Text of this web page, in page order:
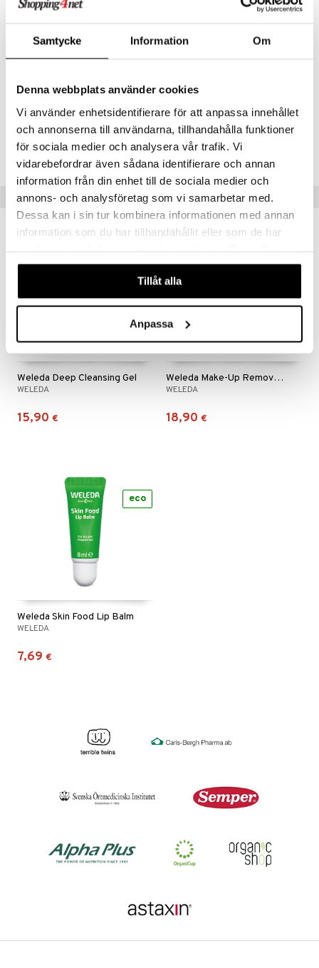
Samtycke Information Om
Denna webbplats använder cookies
Vi använder enhetsidentifierare för att anpassa innehållet
och annonserna till användarna, tillhandahålla funktioner
för sociala medier och analysera vår trafik. Vi
vidarebefordrar även sådana identifierare och annan
information från din enhet till de sociala medier och
annons- och analysföretag som vi samarbetar med.
Dessa kan i sin tur kombinera informationen med annan
information som du har tillhandahållit eller som de har
våra cookies vid fortsatt användande av vår webbplats.
Tillåt alla
Anpassa
tai vaihtoehtoisesti kädelle ja taputtele varovasti ihoon. Anna jäädä
Ainesosat
Vesi, alkoholi, villiruusunlehtiuute, sitruunamehu sitruunasta,
eteerisistä öljyistä. + luomuviljelystä.
Tuotenumero
HMUR1-WE-150
Vinkkejä sinulle
Weleda Deep Cleansing Gel
WELEDA
15,90 €
Weleda Make-Up Removal Cleansing Oil
WELEDA
18,90 €
Weleda Skin Food Lip Balm
WELEDA
7,69 €
eco